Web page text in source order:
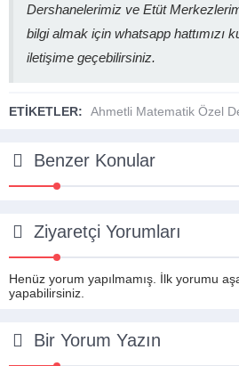
Dershanelerimiz ve Etüt
bilgi almak için whatsapp hattımızı
iletişime geçebilirsiniz.
ETİKETLER: Ahmetli Matematik Özel
Benzer Konular
Ziyaretçi Yorumları
Henüz yorum yapılmamış. İlk yorumu
yapabilirsiniz.
Bir Yorum Yazın